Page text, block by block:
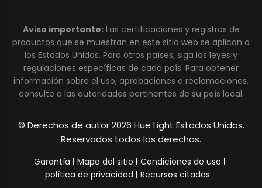
Aviso importante:Las certificaciones y registros de
productos que se muestran en este sitio web se aplican a
los Estados Unidos. Para otros países, siga las leyes y
regulaciones específicas de cada país. Para obtener
información sobre el uso, aprobaciones o reclamaciones,
consulte a las autoridades pertinentes de su país local.
© Derechos de autor 2026 Hue Light Estados Unidos.
Reservados todos los derechos.
Garantía Mapa del sitio
Condiciones de uso
política de privacidad
Recursos citados